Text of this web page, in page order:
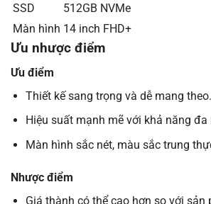
SSD
512GB NVMe
Màn hình 14 inch FHD+
Ưu nhược điểm
Ưu điểm
Thiết kế sang trọng và dễ mang theo.
Hiệu suất mạnh mẽ với khả năng đa
Màn hình sắc nét, màu sắc trung
Nhược điểm
Giá thành có thể cao hơn so với sản